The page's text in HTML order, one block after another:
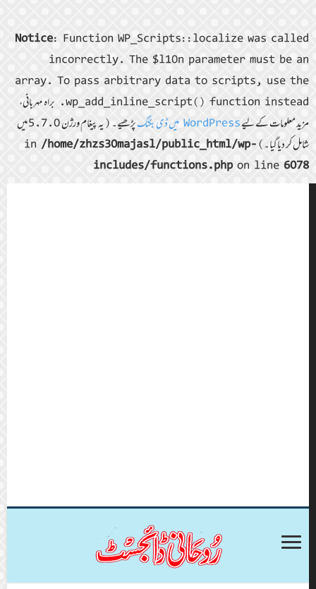
Notice: Function WP_Scripts::localize was called
incorrectly. The $l10n parameter must be an
array. To pass arbitrary data to scripts, use the
wp_add_inline_script() function instead. براہ مہربانی،
مزید معلومات کے لیےWordPress میں ڈی بگنگ
پڑھیے۔ (یہ پیغام ورژن 5.7.0 میں
شامل کر دیا گیا۔) in/home/zhzs30majasl/public_html/wp-
includes/functions.php on line 6078